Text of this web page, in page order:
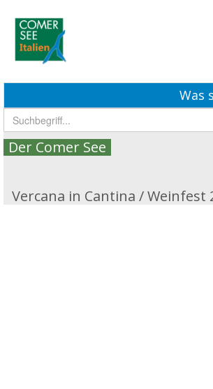
Was
Der Comer See
Vercana in Cantina / Weinfest